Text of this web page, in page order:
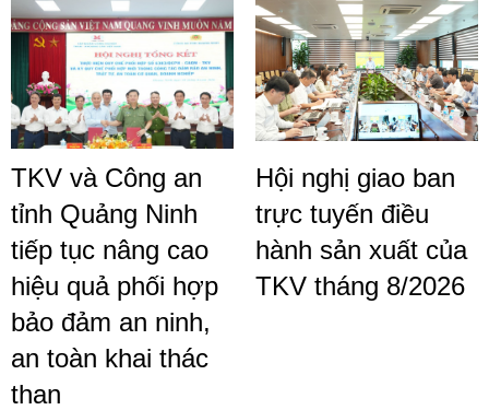
TKV và Công an
tỉnh Quảng Ninh
tiếp tục nâng cao
hiệu quả phối hợp
bảo đảm an ninh,
an toàn khai thác
than
Hội nghị giao ban
trực tuyến điều
hành sản xuất của
TKV tháng 8/2026